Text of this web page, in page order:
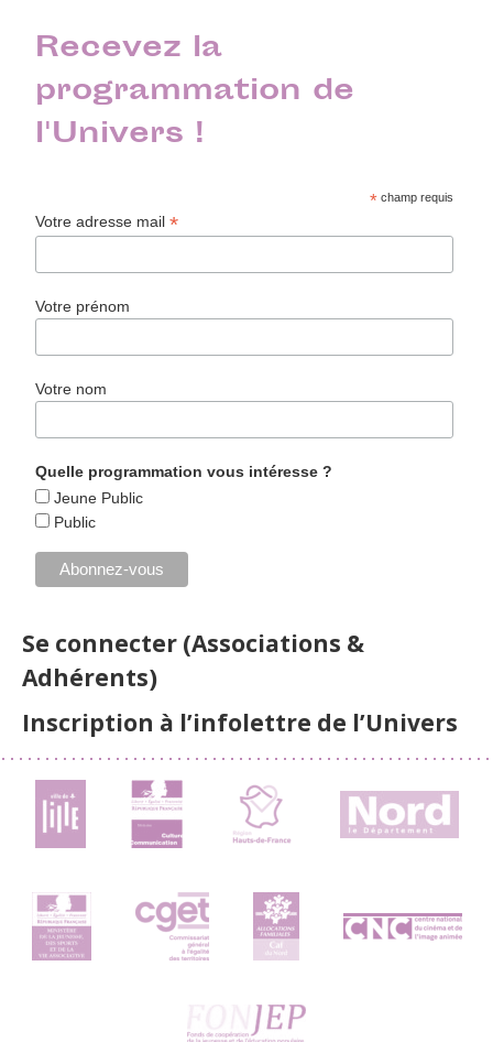
Recevez la
programmation de
l'Univers !
* champ requis
Votre adresse mail*
Votre prénom
Votre nom
Quelle programmation vous intéresse ?
Jeune Public
Public
Se connecter (Associations &
Adhérents)
Inscription à l’infolettre de l’Univers